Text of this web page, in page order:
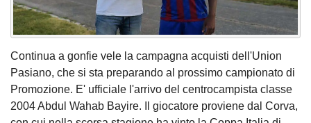
Continua a gonfie vele la campagna acquisti dell'Union
Pasiano, che si sta preparando al prossimo campionato di
Promozione. E' ufficiale l'arrivo del centrocampista classe
2004 Abdul Wahab Bayire. Il giocatore proviene dal Corva,